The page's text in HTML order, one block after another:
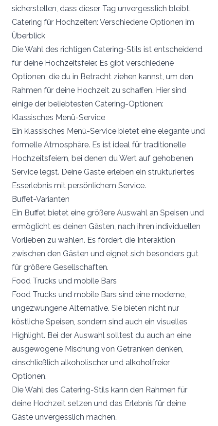
sicherstellen, dass dieser Tag unvergesslich bleibt.
Catering für Hochzeiten: Verschiedene Optionen im
Überblick
Die Wahl des richtigen Catering-Stils ist entscheidend
für deine Hochzeitsfeier. Es gibt verschiedene
Optionen, die du in Betracht ziehen kannst, um den
Rahmen für deine Hochzeit zu schaffen. Hier sind
einige der beliebtesten Catering-Optionen:
Klassisches Menü-Service
Ein klassisches Menü-Service bietet eine elegante und
formelle Atmosphäre. Es ist ideal für traditionelle
Hochzeitsfeiern, bei denen du Wert auf gehobenen
Service legst. Deine Gäste erleben ein strukturiertes
Esserlebnis mit persönlichem Service.
Buffet-Varianten
Ein Buffet bietet eine größere Auswahl an Speisen und
ermöglicht es deinen Gästen, nach ihren individuellen
Vorlieben zu wählen. Es fördert die Interaktion
zwischen den Gästen und eignet sich besonders gut
für größere Gesellschaften.
Food Trucks und mobile Bars
Food Trucks und mobile Bars sind eine moderne,
ungezwungene Alternative. Sie bieten nicht nur
köstliche Speisen, sondern sind auch ein visuelles
Highlight. Bei der Auswahl solltest du auch an eine
ausgewogene Mischung von Getränken denken,
einschließlich alkoholischer und alkoholfreier
Optionen.
Die Wahl des Catering-Stils kann den Rahmen für
deine Hochzeit setzen und das Erlebnis für deine
Gäste unvergesslich machen.